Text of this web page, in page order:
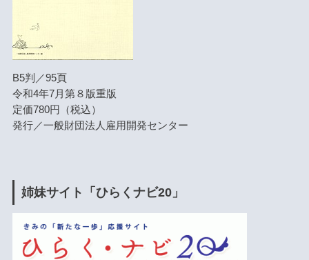
B5判／95頁
令和4年7月第８版重版
定価780円（税込）
発行／一般財団法人雇用開発センター
姉妹サイト「ひらくナビ20」